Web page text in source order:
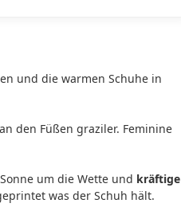
und die warmen Schuhe in
den Füßen graziler. Feminine
um die Wette und kräftige
was der Schuh hält.